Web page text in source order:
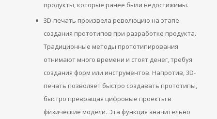
продукты, которые ранее были недостижимы.
3D-печать произвела революцию на этапе
создания прототипов при разработке продукта.
Традиционные методы прототипирования
отнимают много времени и стоят денег, требуя
создания форм или инструментов. Напротив, 3D-
печать позволяет быстро создавать прототипы,
быстро превращая цифровые проекты в
физические модели. Эта функция значительно